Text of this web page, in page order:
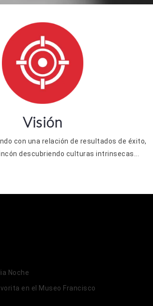
Visión
con una relación de resultados de éxito,
descubriendo culturas intrinsecas...
Noche
en el Museo Francisco